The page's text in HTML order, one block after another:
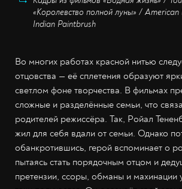
«Королевство полной луны» / American
Indian Paintbrush
Во многих работах красной нитью
отцовства — её сплетения образуют
светлом фоне творчества. В фильмах
сложные и разделённые семьи, что
родителей режиссёра. Так, Ройал
жил для себя вдали от семьи. Однако
обанкротившись, герой вспоминает о
пытаясь стать порядочным отцом и
претензии, ссоры, обманы и махинации